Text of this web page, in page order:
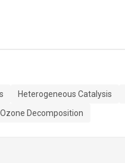
Heterogeneous Catalysis
Ozone Decomposition